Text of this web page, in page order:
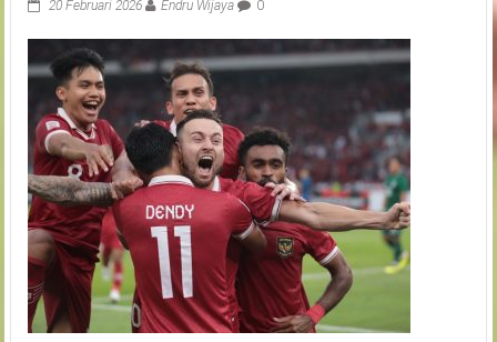
20 Februari 2026 Endru Wijaya 0